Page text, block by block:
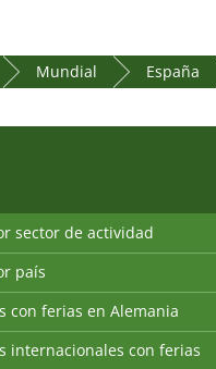
Mundial España
sector de actividad
país
con ferias en Alemania
internacionales con ferias